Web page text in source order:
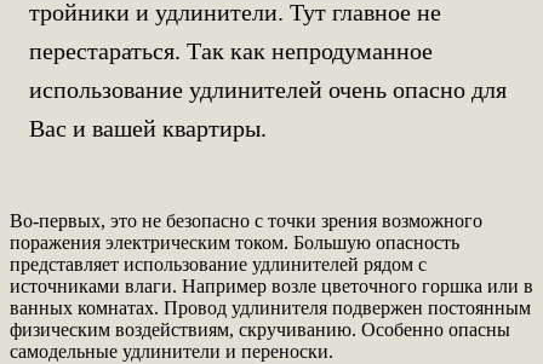
тройники и удлинители. Тут главное не
перестараться. Так как непродуманное
использование удлинителей очень опасно для
Вас и вашей квартиры.
Во-первых, это не безопасно с точки зрения возможного
поражения электрическим током. Большую опасность
представляет использование удлинителей рядом с
источниками влаги. Например возле цветочного горшка или в
ванных комнатах. Провод удлинителя подвержен постоянным
физическим воздействиям, скручиванию. Особенно опасны
самодельные удлинители и переноски.